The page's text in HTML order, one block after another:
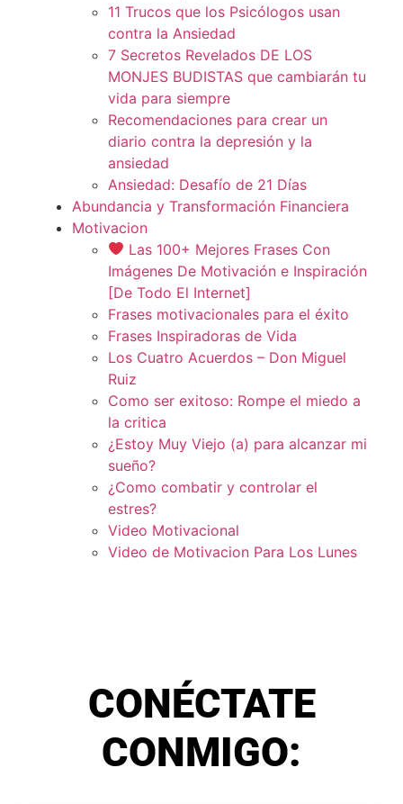
11 Trucos que los Psicólogos usan
contra la Ansiedad
7 Secretos Revelados DE LOS
MONJES BUDISTAS que cambiarán tu
vida para siempre
Recomendaciones para crear un
diario contra la depresión y la
ansiedad
Ansiedad: Desafío de 21 Días
Abundancia y Transformación Financiera
Motivacion
Las 100+ Mejores Frases Con
Imágenes De Motivación e Inspiración
[De Todo El Internet]
Frases motivacionales para el éxito
Frases Inspiradoras de Vida
Los Cuatro Acuerdos – Don Miguel
Ruiz
Como ser exitoso: Rompe el miedo a
la critica
¿Estoy Muy Viejo (a) para alcanzar mi
sueño?
¿Como combatir y controlar el
estres?
Video Motivacional
Video de Motivacion Para Los Lunes
CONÉCTATE
CONMIGO: